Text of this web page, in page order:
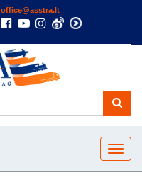
office@asstra.lt